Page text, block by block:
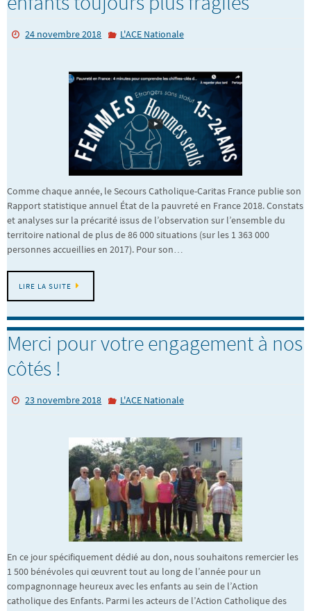
24 novembre 2018 L'ACE Nationale
Comme chaque année, le Secours Catholique-Caritas France publie son
Rapport statistique annuel État de la pauvreté en France 2018. Constats
et analyses sur la précarité issus de l’observation sur l’ensemble du
territoire national de plus de 86 000 situations (sur les 1 363 000
personnes accueillies en 2017). Pour son…
LIRE LA SUITE
Merci pour votre engagement à nos
côtés !
23 novembre 2018 L'ACE Nationale
En ce jour spécifiquement dédié au don, nous souhaitons remercier les
1 500 bénévoles qui œuvrent tout au long de l’année pour un
compagnonnage heureux avec les enfants au sein de l’Action
catholique des Enfants. Parmi les acteurs de l’Action Catholique des